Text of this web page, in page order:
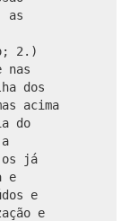
as
2.)
nas
dos
acima
do
os já
e
e
e